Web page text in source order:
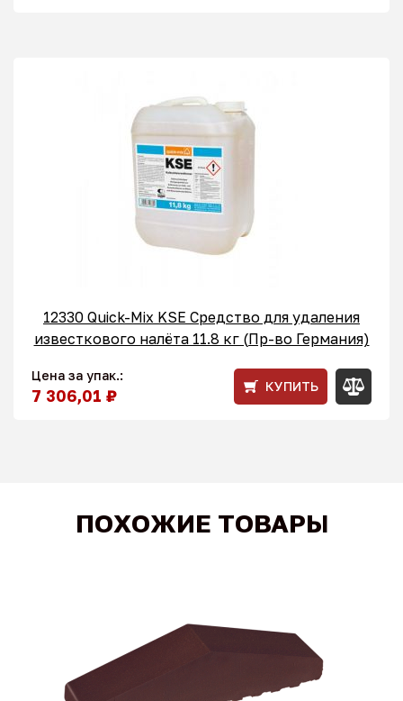
12330 Quick-Mix KSE Средство для удаления
известкового налёта 11.8 кг (Пр-во Германия)
Цена за упак.:
7 306,01 ₽ КУПИТЬ
ПОХОЖИЕ ТОВАРЫ